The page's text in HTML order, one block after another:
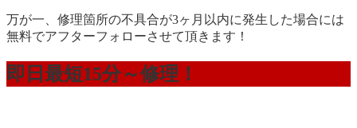
万が一、修理箇所の不具合が3ヶ月以内に発生した場合には
無料でアフターフォローさせて頂きます！
即日最短15分～修理！